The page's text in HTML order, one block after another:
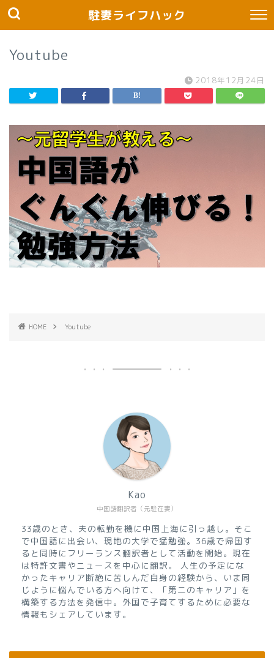
駐妻ライフハック
Youtube
2018年12月24日
HOME Youtube
中国語翻訳者（元駐在妻）
Kao
33歳のとき、夫の転勤を機に中国上海に引っ越し。そこ
で中国語に出会い、現地の大学で猛勉強。36歳で帰国す
ると同時にフリーランス翻訳者として活動を開始。現在
は特許文書やニュースを中心に翻訳。 人生の予定にな
かったキャリア断絶に苦しんだ自身の経験から、いま同
じように悩んでいる方へ向けて、「第二のキャリア」を
構築する方法を発信中。外国で子育てするために必要な
情報もシェアしています。